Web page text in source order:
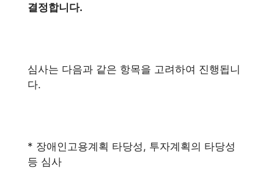
결정합니다.
심사는 다음과 같은 항목을 고려하여 진행됩니
다.
* 장애인고용계획 타당성, 투자계획의 타당성
등 심사